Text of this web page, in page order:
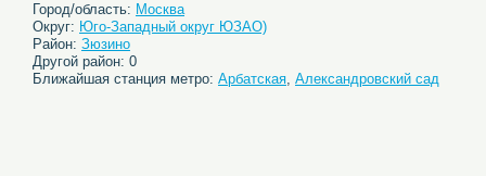
Город/область: Москва
Округ: Юго-Западный округ ЮЗАО)
Район: Зюзино
Другой район: 0
Ближайшая станция метро: Арбатская, Александровский сад